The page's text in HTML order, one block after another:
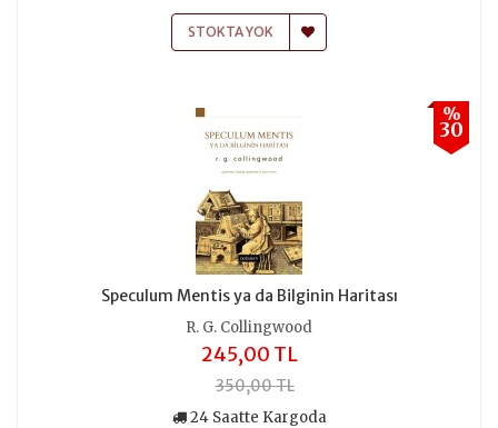
STOKTA YOK
%
30
Speculum Mentis ya da Bilginin Haritası
R. G. Collingwood
245,00 TL
350,00 TL
24 Saatte Kargoda